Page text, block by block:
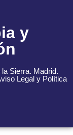
y
Sierra. Madrid.
Legal y Política